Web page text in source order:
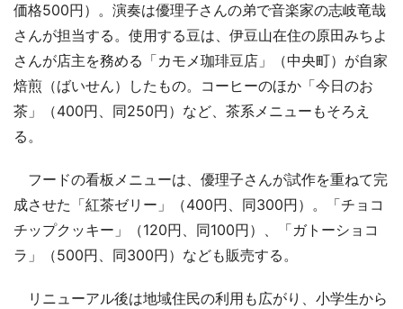
価格500円）。演奏は優理子さんの弟で音楽家の志岐竜哉
さんが担当する。使用する豆は、伊豆山在住の原田みちよ
さんが店主を務める「カモメ珈琲豆店」（中央町）が自家
焙煎（ばいせん）したもの。コーヒーのほか「今日のお
茶」（400円、同250円）など、茶系メニューもそろえ
る。
フードの看板メニューは、優理子さんが試作を重ねて完
成させた「紅茶ゼリー」（400円、同300円）。「チョコ
チップクッキー」（120円、同100円）、「ガトーショコ
ラ」（500円、同300円）なども販売する。
リニューアル後は地域住民の利用も広がり、小学生から